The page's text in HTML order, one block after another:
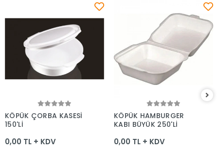
KÖPÜK ÇORBA KASESİ
150'Lİ
0,00 TL + KDV
KÖPÜK HAMBURGER
KABI BÜYÜK 250'Lİ
0,00 TL + KDV